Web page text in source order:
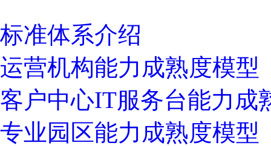
标准体系介绍
运营机构能力成熟度模型
客户中心IT服务台能力成
专业园区能力成熟度模型